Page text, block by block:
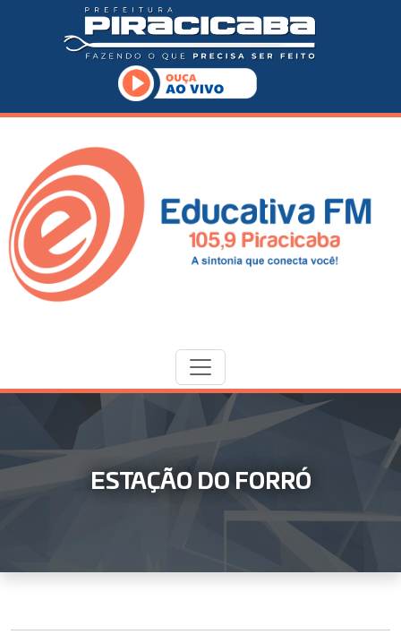
ESTAÇÃO DO FORRÓ